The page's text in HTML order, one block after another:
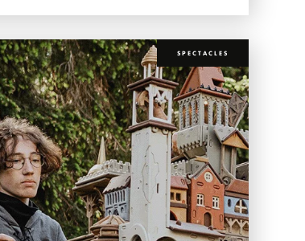
SPECTACLES